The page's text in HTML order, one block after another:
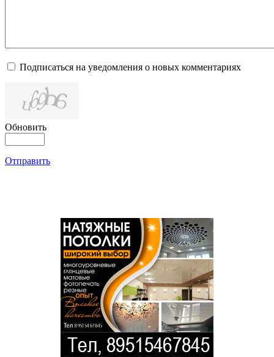
Подписаться на уведомления о новых комментариях
Обновить
Отправить